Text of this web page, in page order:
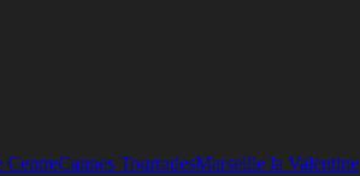
CentreCannes TourradesMarseille la Valentine